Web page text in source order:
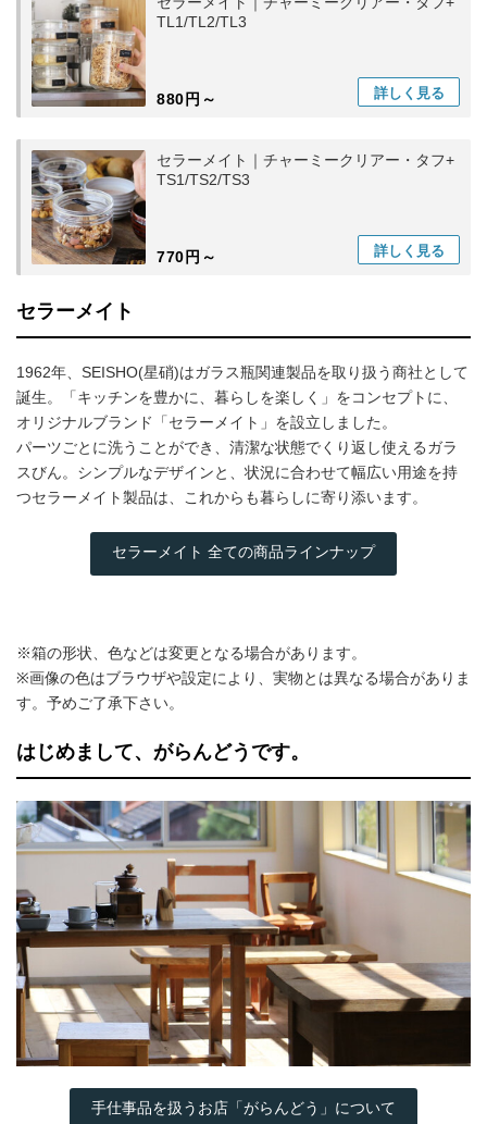
TL1/TL2/TL3
880円～ 詳しく 見る
セラーメイト｜チャーミークリアー・タフ+
TS1/TS2/TS3
770円～ 詳しく 見る
セラーメイト
1962年、SEISHO(星硝)はガラス瓶関連製品を取り扱う商社として
誕生。「キッチンを豊かに、暮らしを楽しく」をコンセプトに、
オリジナルブランド「セラーメイト」を設立しました。
パーツごとに洗うことができ、清潔な状態でくり返し使えるガラ
スびん。シンプルなデザインと、状況に合わせて幅広い用途を持
つセラーメイト製品は、これからも暮らしに寄り添います。
セラーメイト 全ての商品ラインナップ
※箱の形状、色などは変更となる場合があります。
※画像の色はブラウザや設定により、実物とは異なる場合がありま
す。予めご了承下さい。
はじめまして、がらんどうです。
手仕事品を扱うお店「がらんどう」について